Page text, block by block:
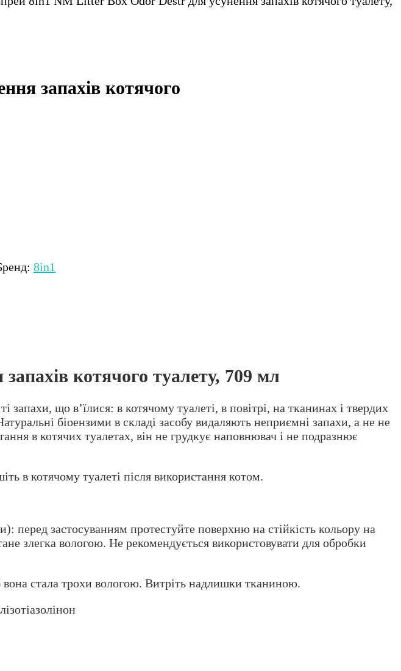
запахів котячого
8in1
котячого туалету, 709 мл
запахи, що в’їлися: в котячому туалеті, в повітрі, на тканинах і твердих
біоензими в складі засобу видаляють неприємні запахи, а не не
в котячих туалетах, він не грудкує наповнювач і не подразнює
в котячому туалеті після використання котом.
перед застосуванням протестуйте поверхню на стійкість кольору на
злегка вологою. Не рекомендується використовувати для обробки
стала трохи вологою. Витріть надлишки тканиною.